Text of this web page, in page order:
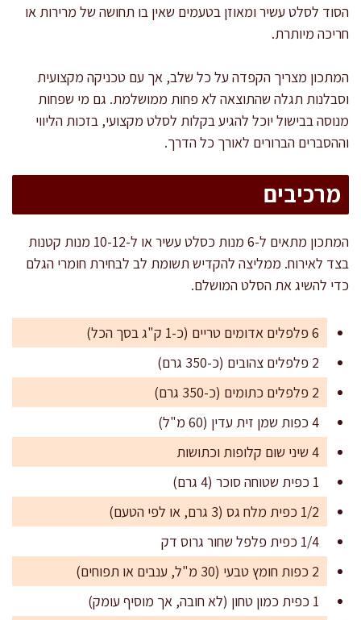
הסוד לסלט עשיר ומאוזן בטעמים שאין בו תחושה של מרירות או
חריכה מיותרת.
המתכון מצריך הקפדה על כל שלב, אך עם טכניקה מקצועית
וסבלנות תגלה שהתוצאה לא פחות ממושלמת. גם מי שפחות
מנוסה בבישול יוכל להגיע בקלות לסלט מקצועי, בזכות הליווי
וההסברים הברורים לאורך כל הדרך.
מרכיבים
המתכון מתאים ל-6 מנות כסלט עשיר או ל-10-12 מנות קטנות
בצד לאירוח. ממליצה להקדיש תשומת לב לבחירת חומרי הגלם
כדי להשיג את הסלט המושלם.
6 פלפלים אדומים טריים (כ-1 ק"ג בסך הכל)
2 פלפלים צהובים (כ-350 גרם)
2 פלפלים כתומים (כ-350 גרם)
4 כפות שמן זית עדין (60 מ"ל)
4 שיני שום קלופות וכתושות
1 כפית שטוחה סוכר (4 גרם)
1/2 כפית מלח גס (3 גרם, או לפי הטעם)
1/4 כפית פלפל שחור גרוס דק
2 כפות חומץ טבעי (30 מ"ל, ענבים או תפוחים)
1 כפית כמון טחון (לא חובה, אך מוסיף עומק)